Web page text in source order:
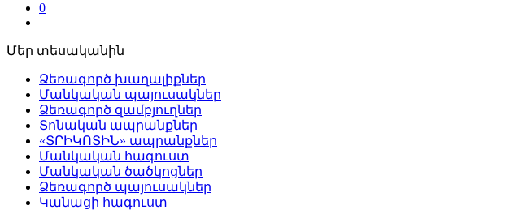
0
Մեր տեսականին
Ձեռագործ խաղալիքներ
Մանկական պայուսակներ
Ձեռագործ զամբյուղներ
Տոնական ապրանքներ
«ՏՐԻԿՈՏԻՆ» ապրանքներ
Մանկական հագուստ
Մանկական ծածկոցներ
Ձեռագործ պայուսակներ
Կանացի հագուստ